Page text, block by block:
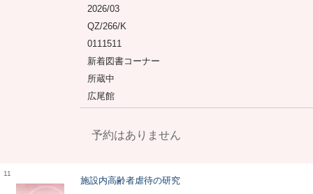
2026/03
QZ/266/K
0111511
新着図書コーナー
所蔵中
広尾館
予約はありません
11
施設内高齢者虐待の研究